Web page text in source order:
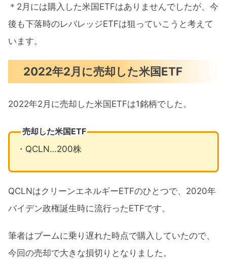
＊2月には購入した米国ETFはありませんでしたが、今
後も下落時のレバレッジETFは狙っていこうと考えて
います。
2022年2月に売却した米国ETF
2022年2月に売却した米国ETFは1銘柄でした。
売却した米国ETF
・QCLN…200株
QCLNはクリーンエネルギーETFのひとつで、2020年
バイデン政権誕生時に流行ったETFです。
筆者はブームに乗り遅れた時点で購入していたので、
今回の売却で大きな損切りとなりました。